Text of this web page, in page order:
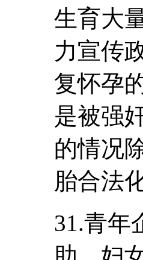
生育大
力宣传
复怀孕
是被强
的情况
胎合法
31.青年